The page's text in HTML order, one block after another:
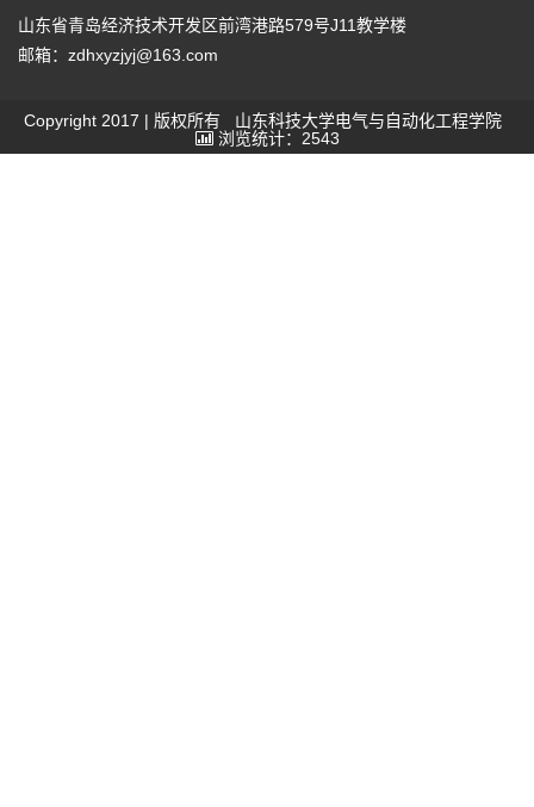
山东省青岛经济技术开发区前湾港路579号J11教学楼
邮箱：zdhxyzjyj@163.com
Copyright 2017 | 版权所有 山东科技大学电气与自动化工程学院
浏览统计：2543